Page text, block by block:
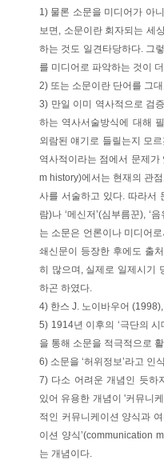
1) 물론 소문을 미디어가 아
보면, 소문이란 회자되는 세
하는 것도 일견타당하다. 그
를 미디어로 파악하는 것이
2) 또는 소문이란 단어를 그
3) 만일 이미 역사적으로 검
하는 역사서술방식에 대해
외람된 얘기로 들릴는지 모
역사적이라는 점에서 문제
m history)에서는 현재의 관
사를 서술하고 있다. 따라서
람)나 ‘메신저’(심부름꾼), ‘
는 소문은 언론이나 미디어
쇄신문이 등장한 후에도 출
히 많으며, 실제로 일제시기
하곤 하였다.
4) 한스 J. 노이바우어
5) 1914년 이후의 ‘극단의
을 통해 소문을 적극적으로
6) 소문을 ‘허위정보’라고 인
7) 다소 어려운 개념인 듯하
있어 유용한 개념이 '커뮤니
적인 커뮤니케이션 양식과
이션 양식’(communication
는 개념이다.